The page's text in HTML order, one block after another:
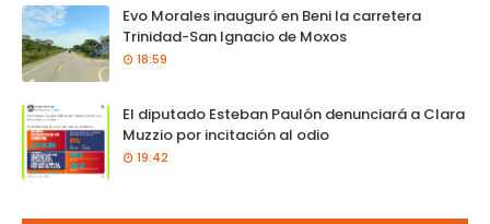
Evo Morales inauguró en Beni la carretera
Trinidad-San Ignacio de Moxos
18:59
El diputado Esteban Paulón denunciará a Clara
Muzzio por incitación al odio
19:42